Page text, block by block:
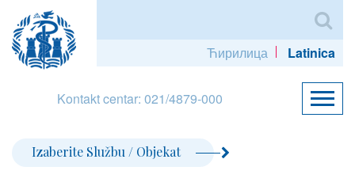
Ћирилица Latinica
Kontakt centar: 021/4879-000
Izaberite Službu / Objekat